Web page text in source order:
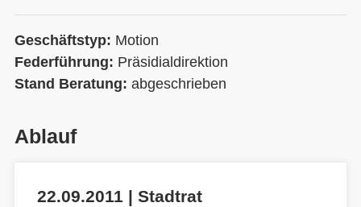
Geschäftstyp: Motion
Federführung: Präsidialdirektion
Stand Beratung: abgeschrieben
Ablauf
22.09.2011 | Stadtrat